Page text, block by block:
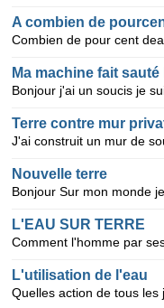
A combien de
Ma machine fait
Terre contre mur
Nouvelle terre
L'EAU SUR TERRE
L'utilisation de l'eau